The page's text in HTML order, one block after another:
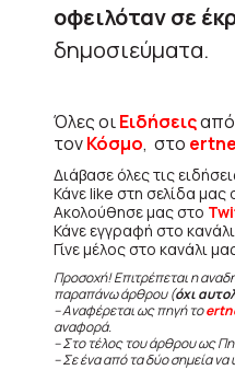
οφειλόταν σε
δημοσιεύματα.
Όλες οιΕιδήσεις
τονΚόσμο, στο
Διάβασε όλες τις
Κάνε like στη σελίδα μας
Ακολούθησε μας στο
Κάνε εγγραφή στο
Γίνε μέλος στο κανάλι
Προσοχή! Επιτρέπεται η
παραπάνω άρθρου (όχι
– Αναφέρεται ως πηγή το
αναφορά.
– Στο τέλος του άρθρου ως
– Σε ένα από τα δύο σημεία